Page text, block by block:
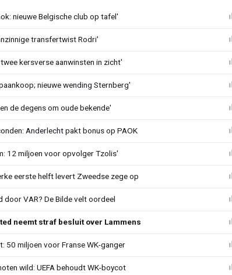
nieuwe Belgische club op tafel'
transfertwist Rodri'
kersverse aanwinsten in zicht'
nieuwe wending Sternberg'
de degens om oude bekende'
Anderlecht pakt bonus op PAOK
12 miljoen voor opvolger Tzolis'
eerste helft levert Zweedse zege op
VAR? De Bilde velt oordeel
neemt straf besluit over Lammens
50 miljoen voor Franse WK-ganger
wild: UEFA behoudt WK-boycot